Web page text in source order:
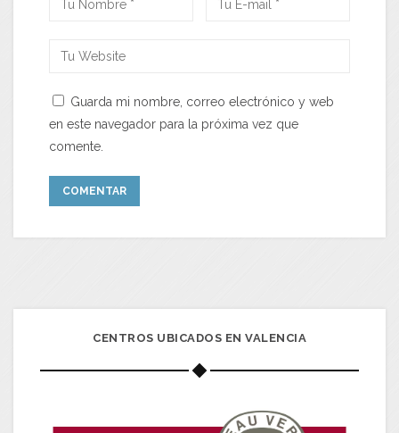
Guarda mi nombre, correo electrónico y web
en este navegador para la próxima vez que
comente.
CENTROS UBICADOS EN VALENCIA